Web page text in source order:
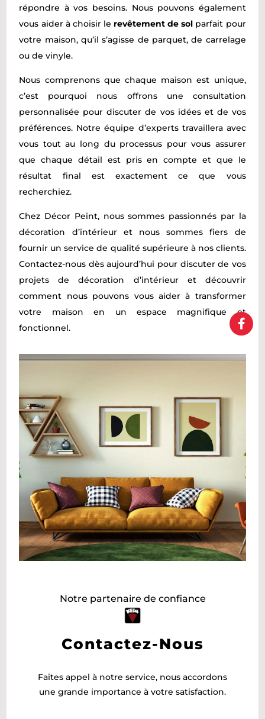
répondre à vos besoins. Nous pouvons également
vous aider à choisir le revêtement de sol parfait pour
votre maison, qu’il s’agisse de parquet, de carrelage
ou de vinyle.
Nous comprenons que chaque maison est unique,
c’est pourquoi nous offrons une consultation
personnalisée pour discuter de vos idées et de vos
préférences. Notre équipe d’experts travaillera avec
vous tout au long du processus pour vous assurer
que chaque détail est pris en compte et que le
résultat final est exactement ce que vous
recherchiez.
Chez Décor Peint, nous sommes passionnés par la
décoration d’intérieur et nous sommes fiers de
fournir un service de qualité supérieure à nos clients.
Contactez-nous dès aujourd’hui pour discuter de vos
projets de décoration d’intérieur et découvrir
comment nous pouvons vous aider à transformer
votre maison en un espace magnifique et
fonctionnel.
Notre partenaire de confiance
Contactez-Nous
Faites appel à notre service, nous accordons
une grande importance à votre satisfaction.